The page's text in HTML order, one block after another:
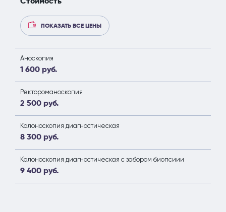
ПОКАЗАТЬ ВСЕ ЦЕНЫ
Аноскопия
1 600 руб.
Ректороманоскопия
2 500 руб.
Колоноскопия диагностическая
8 300 руб.
Колоноскопия диагностическая с забором биопсиии
9 400 руб.